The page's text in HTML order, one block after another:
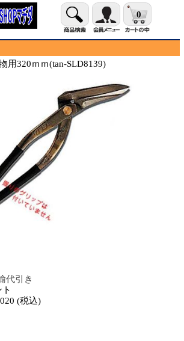
0
用320ｍｍ(tan-SLD8139)
代引き
(税込)